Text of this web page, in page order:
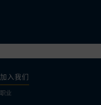
加入我们
职业